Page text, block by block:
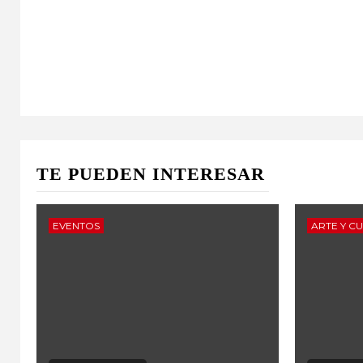
TE PUEDEN INTERESAR
EVENTOS ARTE Y